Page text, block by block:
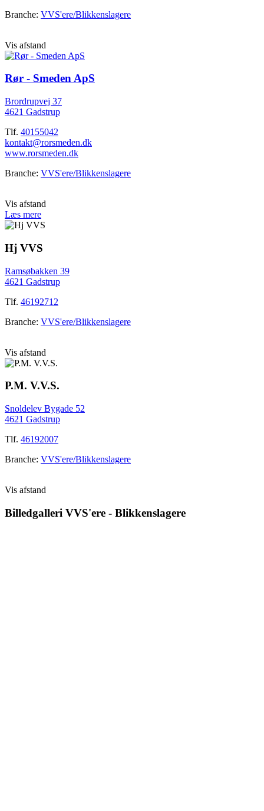
Branche: VVS'ere/Blikkenslagere
Vis afstand
Rør - Smeden ApS
Brordrupvej 37
4621 Gadstrup
Tlf. 40155042
kontakt@rorsmeden.dk
www.rorsmeden.dk
Branche: VVS'ere/Blikkenslagere
Vis afstand
Læs mere
Hj VVS
Ramsøbakken 39
4621 Gadstrup
Tlf. 46192712
Branche: VVS'ere/Blikkenslagere
Vis afstand
P.M. V.V.S.
Snoldelev Bygade 52
4621 Gadstrup
Tlf. 46192007
Branche: VVS'ere/Blikkenslagere
Vis afstand
Billedgalleri VVS'ere - Blikkenslagere